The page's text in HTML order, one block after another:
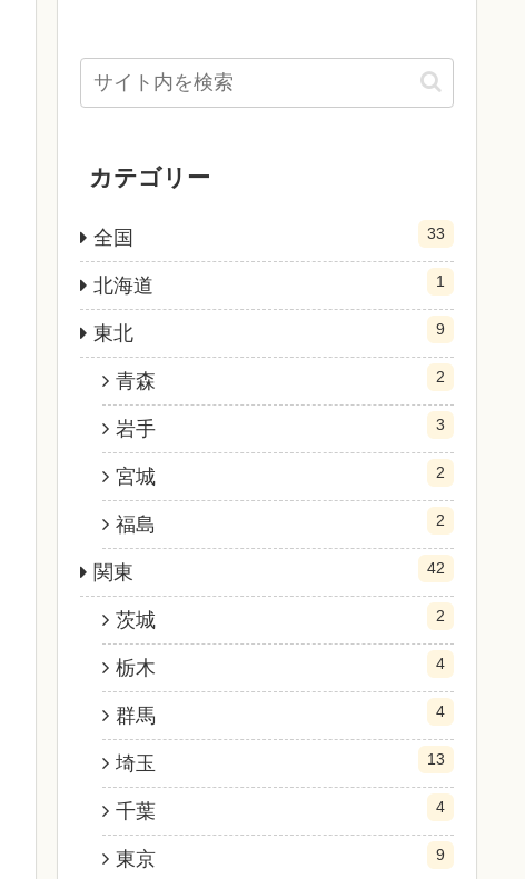
カテゴリー
全国 33
北海道 1
東北 9
青森 2
岩手 3
宮城 2
福島 2
関東 42
茨城 2
栃木 4
群馬 4
埼玉 13
千葉 4
東京 9